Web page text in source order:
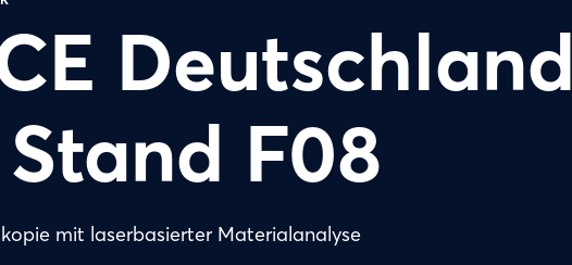
Deutschland
F08
mit laserbasierter Materialanalyse